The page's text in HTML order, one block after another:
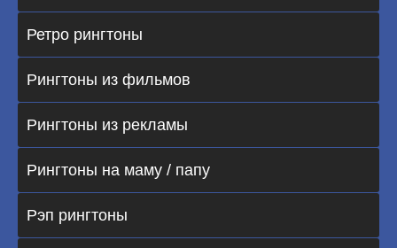
Ретро рингтоны
Рингтоны из фильмов
Рингтоны из рекламы
Рингтоны на маму / папу
Рэп рингтоны